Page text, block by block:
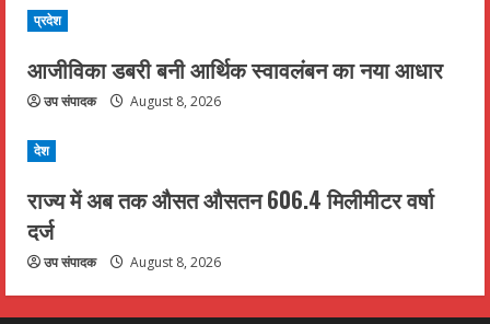
प्रदेश
आजीविका डबरी बनी आर्थिक स्वावलंबन का नया आधार
उप संपादक August 8, 2026
देश
राज्य में अब तक औसत औसतन 606.4 मिलीमीटर वर्षा
दर्ज
उप संपादक August 8, 2026